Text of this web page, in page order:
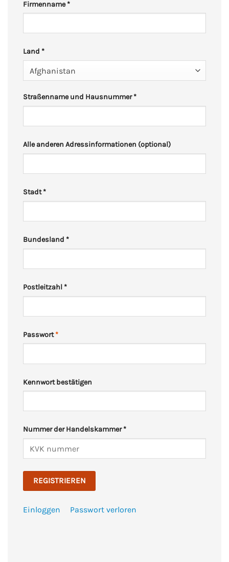
Firmenname*
Land *
Afghanistan
Straßenname und Hausnummer*
Alle anderen Adressinformationen (optional)
Stadt*
Bundesland *
Postleitzahl *
Passwort*
Kennwort bestätigen
Nummer der Handelskammer*
Einloggen Passwort verloren